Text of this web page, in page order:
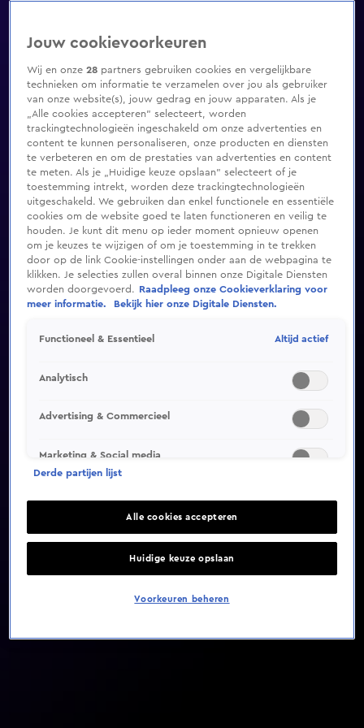
Video helaas niet gevonden
Jouw cookievoorkeuren
Wij en onze28 partners gebruiken cookies en vergelijkbare
technieken om informatie te verzamelen over jou als gebruiker
van onze website(s), jouw gedrag en jouw apparaten. Als je
„Alle cookies accepteren” selecteert, worden
trackingtechnologieën ingeschakeld om onze advertenties en
content te kunnen personaliseren, onze producten en diensten
te verbeteren en om de prestaties van advertenties en content
te meten. Als je „Huidige keuze opslaan” selecteert of je
toestemming intrekt, worden deze trackingtechnologieën
uitgeschakeld. We gebruiken dan enkel functionele en essentiële
cookies om de website goed te laten functioneren en veilig te
houden. Je kunt dit menu op ieder moment opnieuw openen
om je keuzes te wijzigen of om je toestemming in te trekken
door op de link Cookie-instellingen onder aan de webpagina te
klikken. Je selecties zullen overal binnen onze Digitale Diensten
worden doorgevoerd.
Raadpleeg onze Cookieverklaring voor
meer informatie.
Bekijk hier onze Digitale Diensten.
Functioneel & Essentieel Altijd actief
Analytisch
Advertising & Commercieel
Marketing & Social media
Derde partijen lijst
Alle cookies accepteren
Huidige keuze opslaan
Voorkeuren beheren